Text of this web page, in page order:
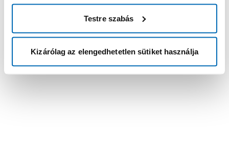
Testre szabás
Kizárólag az elengedhetetlen sütiket használja